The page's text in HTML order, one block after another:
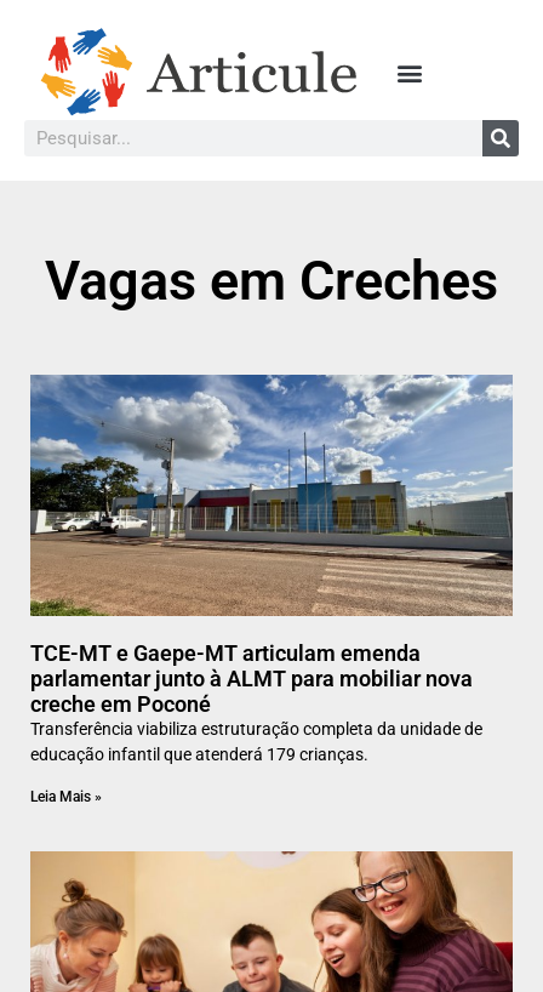
Vagas em Creches
TCE-MT e Gaepe-MT articulam emenda
parlamentar junto à ALMT para mobiliar nova
creche em Poconé
Transferência viabiliza estruturação completa da unidade de
educação infantil que atenderá 179 crianças.
Leia Mais »